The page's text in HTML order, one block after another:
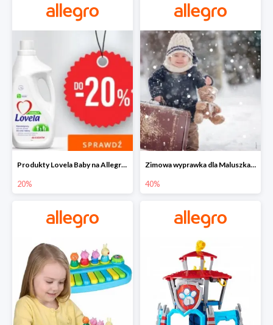
Produkty Lovela Baby na Allegro do -20%
20%
Zimowa wyprawka dla Maluszka na Allegro do -40%
40%